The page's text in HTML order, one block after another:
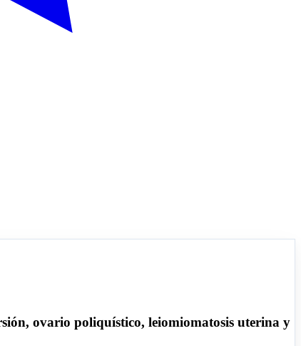
ovario poliquístico, leiomiomatosis uterina y